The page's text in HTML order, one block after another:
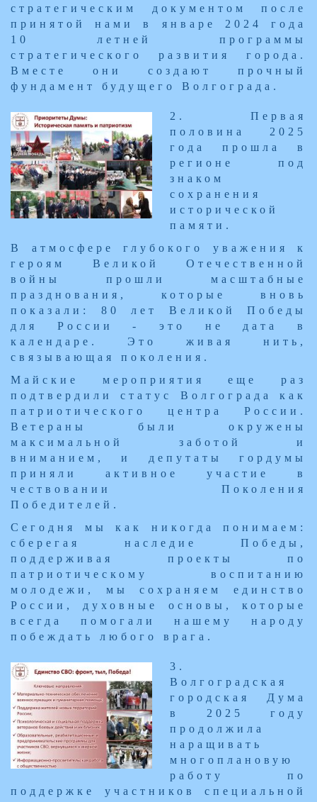
стратегическим документом после
принятой нами в январе 2024 года
10 летней программы
стратегического развития города.
Вместе они создают прочный
фундамент будущего Волгограда.
2. Первая
половина 2025
года прошла в
регионе под
знаком
сохранения
исторической
памяти.
В атмосфере глубокого уважения к
героям Великой Отечественной
войны прошли масштабные
празднования, которые вновь
показали: 80 лет Великой Победы
для России - это не дата в
календаре. Это живая нить,
связывающая поколения.
Майские мероприятия еще раз
подтвердили статус Волгограда как
патриотического центра России.
Ветераны были окружены
максимальной заботой и
вниманием, и депутаты гордумы
приняли активное участие в
чествовании Поколения
Победителей.
Сегодня мы как никогда понимаем:
сберегая наследие Победы,
поддерживая проекты по
патриотическому воспитанию
молодежи, мы сохраняем единство
России, духовные основы, которые
всегда помогали нашему народу
побеждать любого врага.
​3.
Волгоградская
городская Дума
в 2025 году
продолжила
наращивать
многоплановую
работу по
поддержке участников специальной